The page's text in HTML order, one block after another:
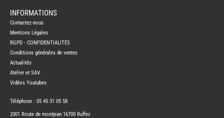
CAMPING-
BENIMAR
CAMPING-
CARADO
CAMPING-
ITINEO
CAMPING-
INFORMATIONS
Contactez-nous
Mentions Légales
RGPD - CONFIDENTIALITES
Conditions générales de ventes
Actualités
Atelier et SAV
Vidéos Youtubes
Téléphone : 05 45 31 05 58
2001 Route de montjean 16700 Ruffec